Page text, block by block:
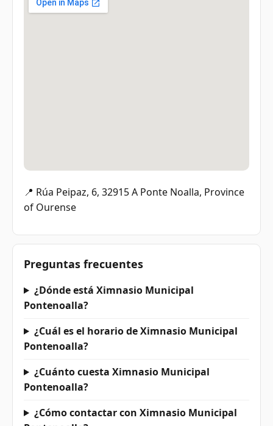
📍 Rúa Peipaz, 6, 32915 A Ponte Noalla, Province
of Ourense
Preguntas frecuentes
¿Dónde está Ximnasio Municipal
Pontenoalla?
¿Cuál es el horario de Ximnasio Municipal
Pontenoalla?
¿Cuánto cuesta Ximnasio Municipal
Pontenoalla?
¿Cómo contactar con Ximnasio Municipal